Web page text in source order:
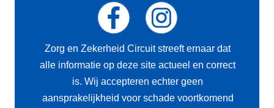
Zorg en Zekerheid Circuit streeft ernaar dat
alle informatie op deze site actueel en correct
is. Wij accepteren echter geen
aansprakelijkheid voor schade voortkomend